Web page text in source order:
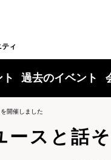
ィ
過去のイベント
開催しました
ースと話